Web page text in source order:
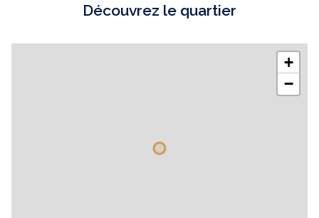
Découvrez le quartier
+
−